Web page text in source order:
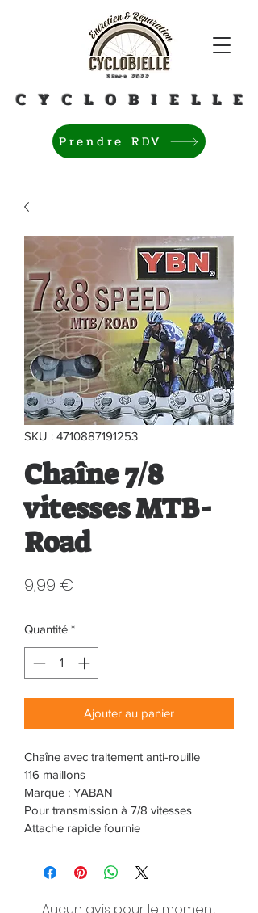
C Y C L O B I E L L E
Since 2022
Prendre RDV
SKU : 4710887191253
Chaîne 7/8
vitesses MTB-
Road
9,99 €
Quantité *
Ajouter au panier
Chaîne avec traitement anti-rouille
116 maillons
Marque : YABAN
Pour transmission à 7/8 vitesses
Attache rapide fournie
Aucun avis pour le moment